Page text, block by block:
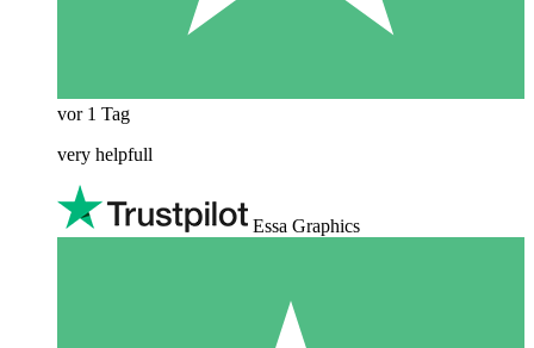
vor 1 Tag
very helpfull
Essa Graphics